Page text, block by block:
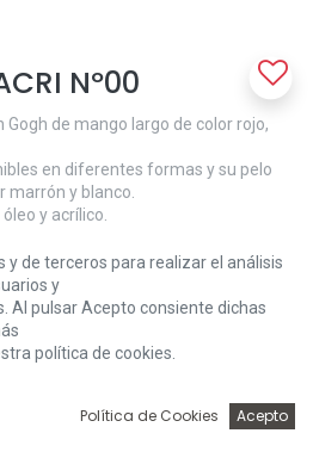
Add to Cart
Nº00
Gogh de mango largo de color rojo,
en diferentes formas y su pelo
marrón y blanco.
y acrílico.
y de terceros para realizar el análisis
y
Al pulsar Acepto consiente dichas
política de cookies.
Política de Cookies Acepto